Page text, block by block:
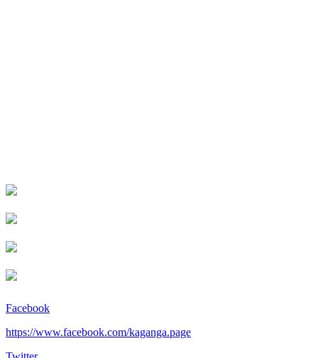
Facebook
https://www.facebook.com/kaganga.page